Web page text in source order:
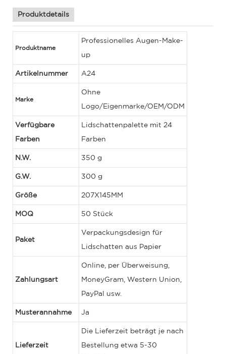
Produktdetails
Produktname
Professionelles Augen-Make-
up
Artikelnummer A24
Marke
Ohne
Logo/Eigenmarke/OEM/ODM
Verfügbare
Farben
Lidschattenpalette mit 24
Farben
N.W. 350 g
G.W. 300 g
Größe 207X145MM
MOQ 50 Stück
Paket
Verpackungsdesign für
Lidschatten aus Papier
Zahlungsart
Online, per Überweisung,
MoneyGram, Western Union,
PayPal usw.
Musterannahme Ja
Lieferzeit
Die Lieferzeit beträgt je nach
Bestellung etwa 5-30